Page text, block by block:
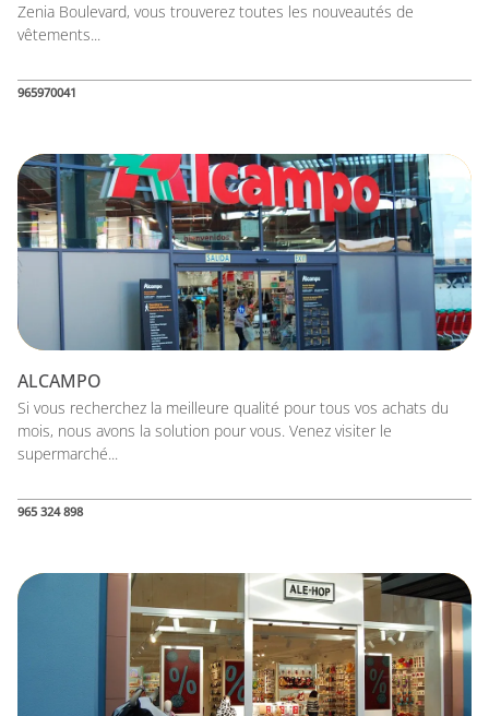
Zenia Boulevard, vous trouverez toutes les nouveautés de
vêtements...
965970041
ALCAMPO
Si vous recherchez la meilleure qualité pour tous vos achats du
mois, nous avons la solution pour vous. Venez visiter le
supermarché...
965 324 898